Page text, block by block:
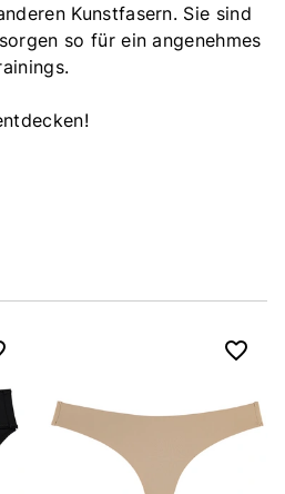
Kunstfasern. Sie sind
so für ein angenehmes